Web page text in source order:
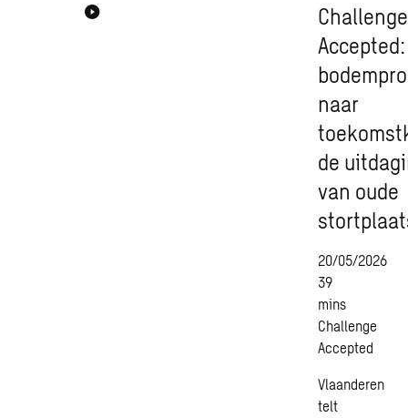
Challenge
naar
de
van oude
20/05/2026
39
mins
Challenge
Accepted
Vlaanderen
telt